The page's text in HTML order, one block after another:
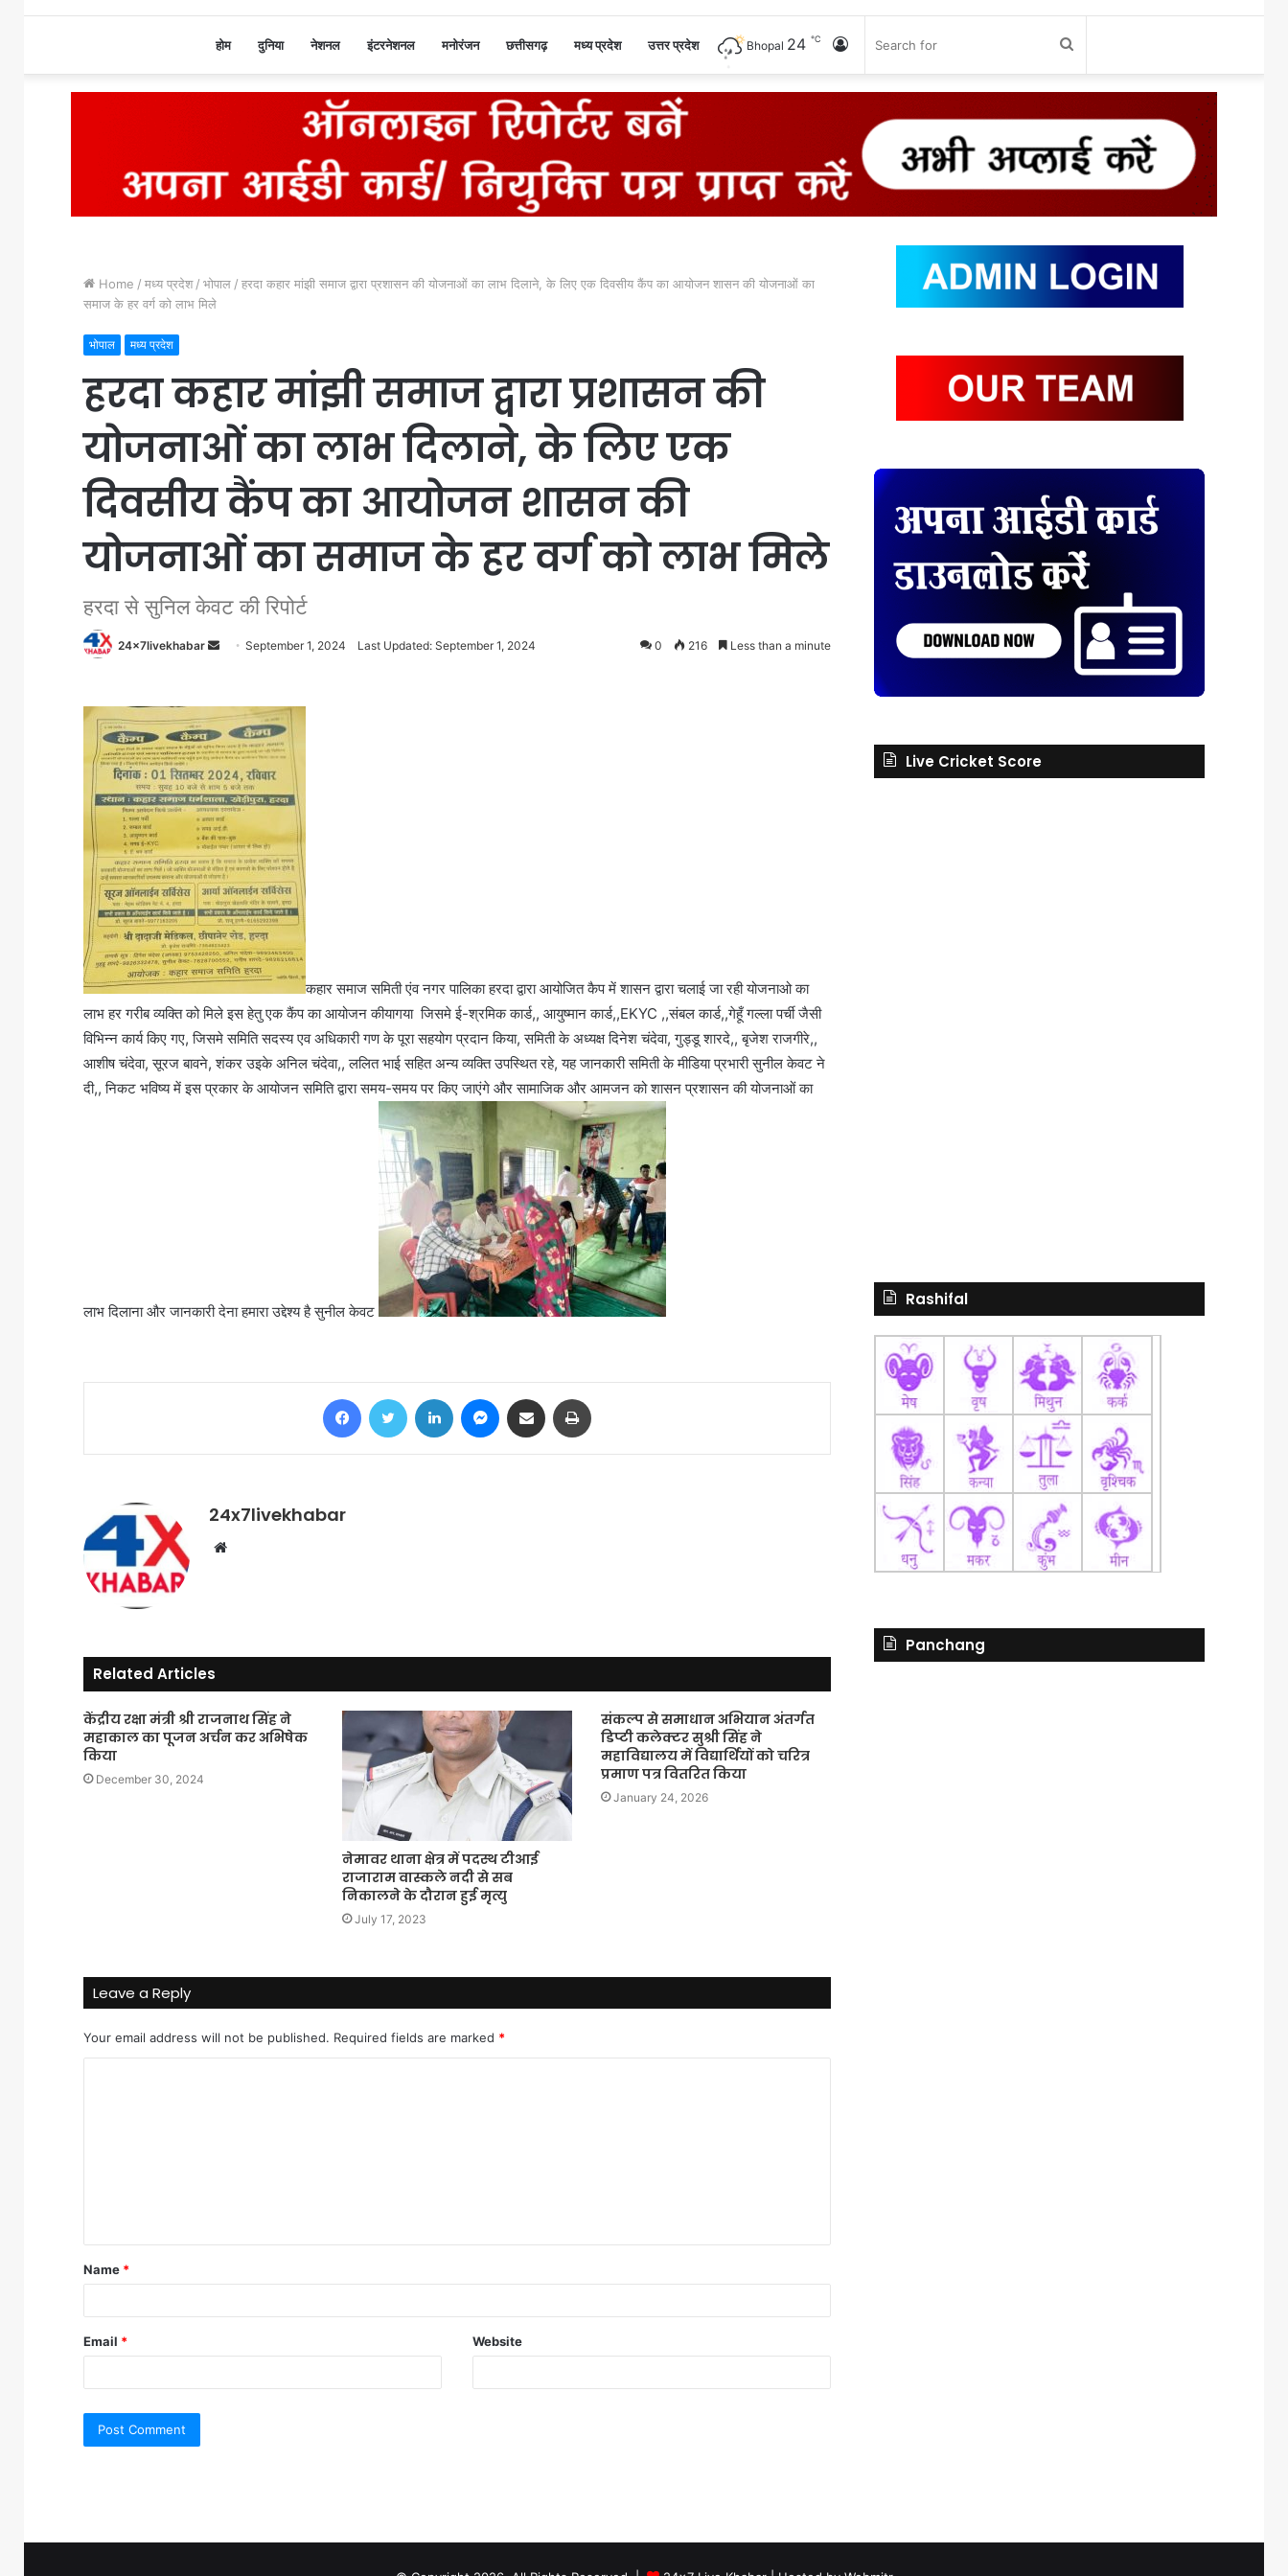
होम दुनिया नेशनल इंटरनेशनल मनोरंजन छत्तीसगढ़ मध्य प्रदेश उत्तर प्रदेश Search
Log
Bhopal 24 ℃
Home / मध्य प्रदेश / भोपाल / हरदा कहार मांझी समाज द्वारा प्रशासन की योजनाओं का लाभ दिलाने, के लिए एक दिवसीय कैंप का आयोजन शासन की योजनाओं का
समाज के हर वर्ग को लाभ मिले
भोपाल मध्य प्रदेश
हरदा कहार मांझी समाज द्वारा प्रशासन की
योजनाओं का लाभ दिलाने, के लिए एक
दिवसीय कैंप का आयोजन शासन की
योजनाओं का समाज के हर वर्ग को लाभ मिले
हरदा से सुनिल केवट की रिपोर्ट
24x7livekhabar
SendSeptember 1, 2024 Last Updated: September 1, 2024 0 216 Less than a minute
कहार समाज समिती एंव नगर पालिका हरदा द्वारा आयोजित कैप में शासन द्वारा चलाई जा रही योजनाओ का
लाभ हर गरीब व्यक्ति को मिले इस हेतु एक कैंप का आयोजन कीयागया जिसमे ई-श्रमिक कार्ड,, आयुष्मान कार्ड,,EKYC ,,संबल कार्ड,,गेहूँ गल्ला पर्ची जैसी
विभिन्न कार्य किए गए, जिसमे समिति सदस्य एव अधिकारी गण के पूरा सहयोग प्रदान किया, समिती के अध्यक्ष दिनेश चंदेवा, गुड्डू शारदे,, बृजेश राजगीरे,,
आशीष चंदेवा, सूरज बावने, शंकर उइके अनिल चंदेवा,, ललित भाई सहित अन्य व्यक्ति उपस्थित रहे, यह जानकारी समिती के मीडिया प्रभारी सुनील केवट ने
दी,, निकट भविष्य में इस प्रकार के आयोजन समिति द्वारा समय-समय पर किए जाएंगे और सामाजिक और आमजन को शासन प्रशासन की योजनाओं का
लाभ दिलाना और जानकारी देना हमारा उद्देश्य है सुनील केवट
FacebookTwitter LinkedIn Messenger
Share via Email
24x7livekhabar
Website
Related Articles
केंद्रीय रक्षा मंत्री श्री राजनाथ सिंह ने
महाकाल का पूजन अर्चन कर अभिषेक
किया
December 30, 2024
नेमावर थाना क्षेत्र में पदस्थ टीआई
राजाराम वास्कले नदी से सब
निकालने के दौरान हुई मृत्यु
July 17, 2023
संकल्प से समाधान अभियान अंतर्गत
डिप्टी कलेक्टर सुश्री सिंह ने
महाविद्यालय में विद्यार्थियों को चरित्र
प्रमाण पत्र वितरित किया
January 24, 2026
Leave a Reply
Your email address will not be published. Required fields are marked *
t
*
Name *
Email * Website
Live Cricket Score
Rashifal
Panchang